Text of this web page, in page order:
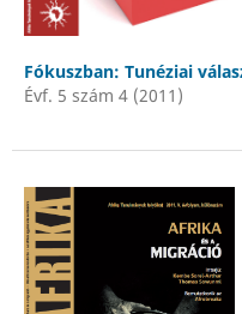
Fókuszban: Tunéziai
Évf. 5 szám 4 (2011)